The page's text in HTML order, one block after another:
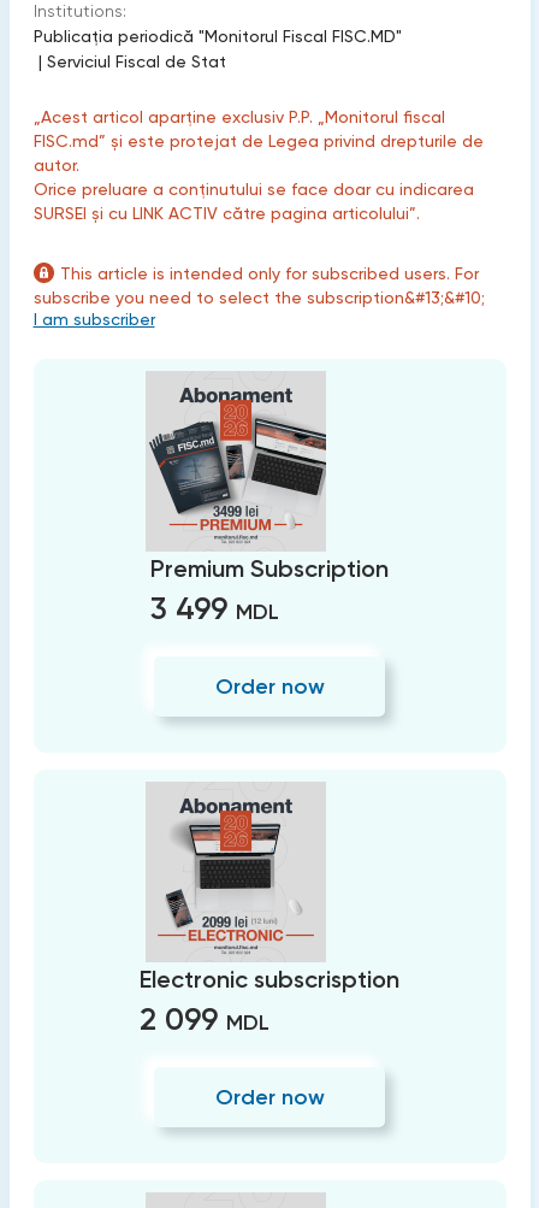
Institutions:
Publicaţia periodică "Monitorul Fiscal FISC.MD"
| Serviciul Fiscal de Stat
„Acest articol aparține exclusiv P.P. „Monitorul fiscal
FISC.md” și este protejat de Legea privind drepturile de
autor.
Orice preluare a conținutului se face doar cu indicarea
SURSEI și cu LINK ACTIV către pagina articolului”.
This article is intended only for subscribed users. For
subscribe you need to select the subscription&#13;&#10;
I am subscriber
Premium Subscription
3 499 MDL
Order now
Electronic subscrisption
2 099 MDL
Order now